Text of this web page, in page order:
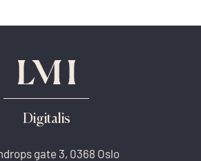
Digitalis
gate 3, 0368 Oslo